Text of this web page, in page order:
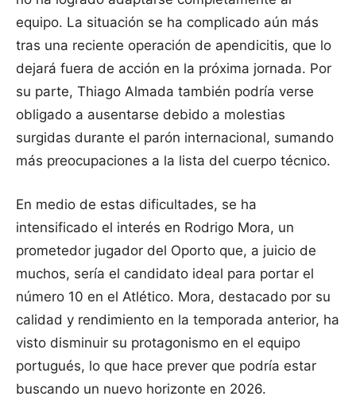
equipo. La situación se ha complicado aún más
tras una reciente operación de apendicitis, que lo
dejará fuera de acción en la próxima jornada. Por
su parte, Thiago Almada también podría verse
obligado a ausentarse debido a molestias
surgidas durante el parón internacional, sumando
más preocupaciones a la lista del cuerpo técnico.
En medio de estas dificultades, se ha
intensificado el interés en Rodrigo Mora, un
prometedor jugador del Oporto que, a juicio de
muchos, sería el candidato ideal para portar el
número 10 en el Atlético. Mora, destacado por su
calidad y rendimiento en la temporada anterior, ha
visto disminuir su protagonismo en el equipo
portugués, lo que hace prever que podría estar
buscando un nuevo horizonte en 2026.